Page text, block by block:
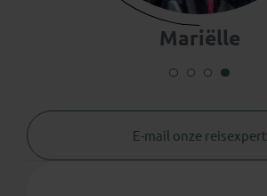
Mariëlle
E-mail onze reisexpert